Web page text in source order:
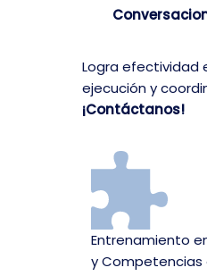
Logra efectividad
ejecución y
¡Contáctanos!
Entrenamiento
y Competencias